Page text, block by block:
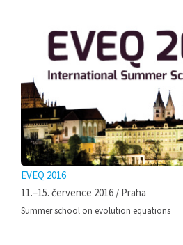
EVEQ 2016
11.–15. července 2016 / Praha
Summer school on evolution equations